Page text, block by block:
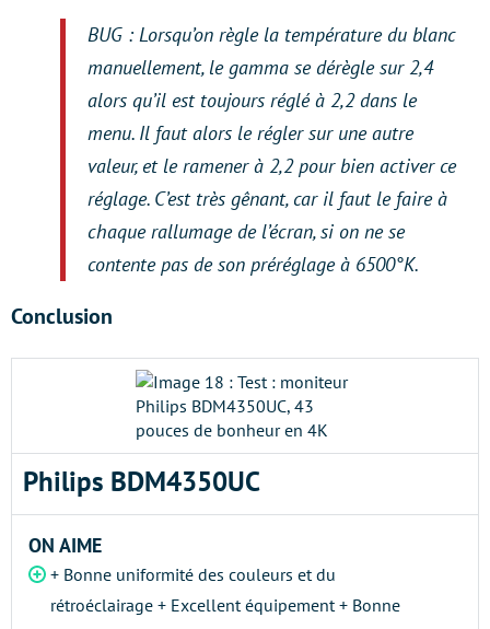
BUG : Lorsqu’on règle la température du blanc
manuellement, le gamma se dérègle sur 2,4
alors qu’il est toujours réglé à 2,2 dans le
menu. Il faut alors le régler sur une autre
valeur, et le ramener à 2,2 pour bien activer ce
réglage. C’est très gênant, car il faut le faire à
chaque rallumage de l’écran, si on ne se
contente pas de son préréglage à 6500°K.
Conclusion
Philips BDM4350UC
ON AIME
+ Bonne uniformité des couleurs et du
rétroéclairage + Excellent équipement + Bonne